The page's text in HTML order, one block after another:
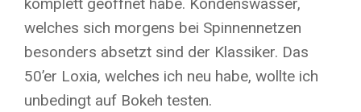
komplett geöffnet habe. Kondenswasser,
welches sich morgens bei Spinnennetzen
besonders absetzt sind der Klassiker. Das
50’er Loxia, welches ich neu habe, wollte ich
unbedingt auf Bokeh testen.